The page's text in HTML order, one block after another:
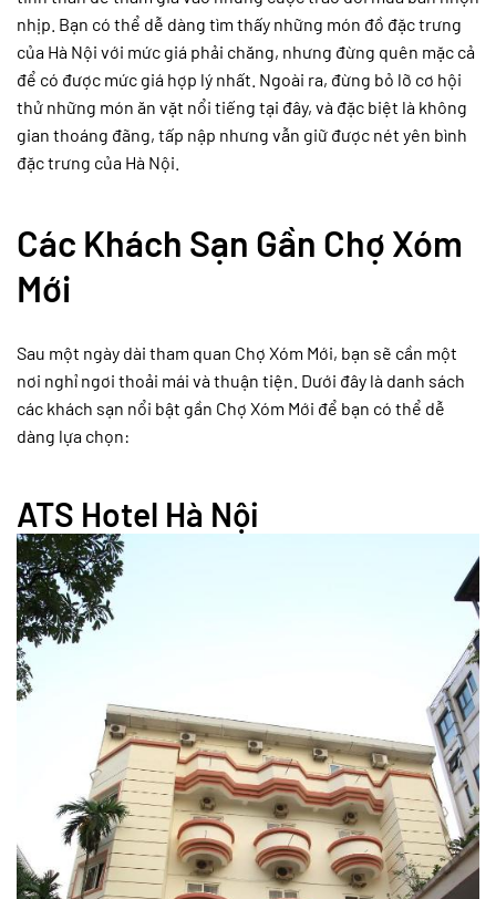
nhịp. Bạn có thể dễ dàng tìm thấy những món đồ đặc trưng
của Hà Nội với mức giá phải chăng, nhưng đừng quên mặc cả
để có được mức giá hợp lý nhất. Ngoài ra, đừng bỏ lỡ cơ hội
thử những món ăn vặt nổi tiếng tại đây, và đặc biệt là không
gian thoáng đãng, tấp nập nhưng vẫn giữ được nét yên bình
đặc trưng của Hà Nội.
Các Khách Sạn Gần Chợ Xóm
Mới
Sau một ngày dài tham quan Chợ Xóm Mới, bạn sẽ cần một
nơi nghỉ ngơi thoải mái và thuận tiện. Dưới đây là danh sách
các khách sạn nổi bật gần Chợ Xóm Mới để bạn có thể dễ
dàng lựa chọn:
ATS Hotel Hà Nội